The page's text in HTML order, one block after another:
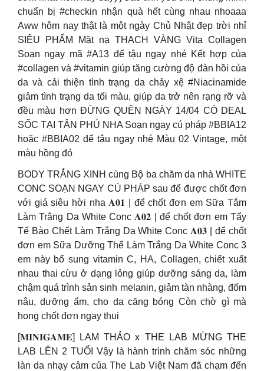
chuẩn bị #checkin nhận quà hết cùng nhau nhoaaa
Aww hôm nay thật là một ngày Chủ Nhật đẹp trời nhỉ
SIÊU PHẨM Mặt nạ THẠCH VÀNG Vita Collagen
Soạn ngay mã #A13 để tậu ngay nhé Kết hợp của
#collagen và #vitamin giúp tăng cường độ đàn hồi của
da và cải thiện tình trạng da chảy xệ #Niacinamide
giảm tình trạng da tối màu, giúp da trở nên rạng rỡ và
đều màu hơn ĐỪNG QUÊN NGÀY 14/04 CÓ DEAL
SỐC TẠI TÂN PHÚ NHA Soạn ngay cú pháp #BBIA12
hoặc #BBIA02 để tậu ngay nhé Màu 02 Vintage, một
màu hồng đỏ
BODY TRẮNG XINH cùng Bộ ba chăm da nhà WHITE
CONC SOẠN NGAY CÚ PHÁP sau để được chốt đơn
với giá siêu hời nha 𝐀𝟎𝟏 | để chốt đơn em Sữa Tắm
Làm Trắng Da White Conc 𝐀𝟎𝟐 | để chốt đơn em Tẩy
Tế Bào Chết Làm Trắng Da White Conc 𝐀𝟎𝟑 | để chốt
đơn em Sữa Dưỡng Thể Làm Trắng Da White Conc 3
em này bổ sung vitamin C, HA, Collagen, chiết xuất
nhau thai cừu ở dạng lỏng giúp dưỡng sáng da, làm
chậm quá trình sản sinh melanin, giảm tàn nhàng, đốm
nâu, dưỡng ẩm, cho da căng bóng Còn chờ gì mà
hong chốt đơn ngay thui
[𝐌𝐈𝐍𝐈𝐆𝐀𝐌𝐄] LAM THẢO x THE LAB MỪNG THE
LAB LÊN 2 TUỔI Vậy là hành trình chăm sóc những
làn da nhạy cảm của The Lab Việt Nam đã chạm đến